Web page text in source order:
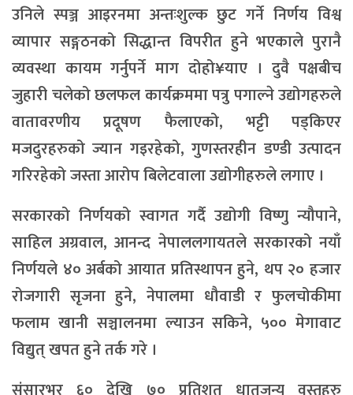
उनिले स्पञ्ज आइरनमा अन्तःशुल्क छुट गर्ने निर्णय विश्व
व्यापार सङ्गठनको सिद्धान्त विपरीत हुने भएकाले पुरानै
व्यवस्था कायम गर्नुपर्ने माग दोहो¥याए । दुवै पक्षबीच
जुहारी चलेको छलफल कार्यक्रममा पत्रु पगाल्ने उद्योगहरुले
वातावरणीय प्रदूषण फैलाएको, भट्टी पड्किएर
मजदुरहरुको ज्यान गइरहेको, गुणस्तरहीन डण्डी उत्पादन
गरिरहेको जस्ता आरोप बिलेटवाला उद्योगीहरुले लगाए ।
सरकारको निर्णयको स्वागत गर्दै उद्योगी विष्णु न्यौपाने,
साहिल अग्रवाल, आनन्द नेपाललगायतले सरकारको नयाँ
निर्णयले ४० अर्बको आयात प्रतिस्थापन हुने, थप २० हजार
रोजगारी सृजना हुने, नेपालमा धौवाडी र फुलचोकीमा
फलाम खानी सञ्चालनमा ल्याउन सकिने, ५०० मेगावाट
विद्युत् खपत हुने तर्क गरे ।